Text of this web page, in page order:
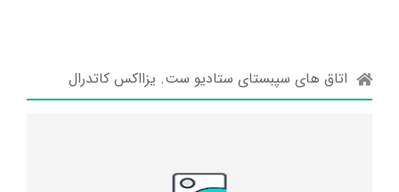
اتاق های سپبستای ستادیو ست. یزااکس کاتدرال